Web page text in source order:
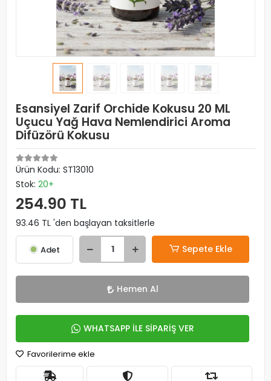
Esansiyel Zarif Orchide Kokusu 20 ML
Uçucu Yağ Hava Nemlendirici Aroma
Difüzörü Kokusu
Ürün Kodu: ST13010
Stok: 20+
254.90 TL
93.46 TL 'den başlayan taksitlerle
Adet Sepete Ekle
Hemen Al
WHATSAPP İLE SİPARİŞ VER
Favorilerime ekle